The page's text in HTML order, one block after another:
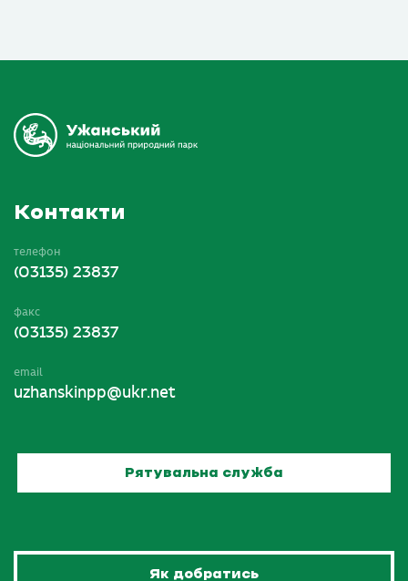
Контакти
телефон
(03135) 23837
факс
(03135) 23837
email
uzhanskinpp@ukr.net
Рятувальна служба
Як добратись